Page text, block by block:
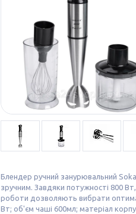
Блендер ручний занурювальний
зручним. Завдяки потужності 800
роботи дозволяють вибрати
Вт; об'єм чаші 600мл; матеріал